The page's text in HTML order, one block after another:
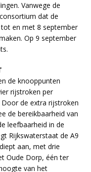
Vanwege de
dat de
en met 8 september
Op 9 september
de knooppunten
rijstroken per
de extra rijstroken
de bereikbaarheid van
leefbaarheid in de
Rijkswaterstaat de A9
aan, met drie
Oude Dorp, één ter
van het